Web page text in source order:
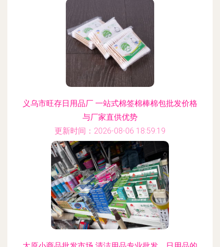
义乌市旺存日用品厂 一站式棉签棉棒棉包批发价格
与厂家直供优势
更新时间：2026-08-06 18:59:19